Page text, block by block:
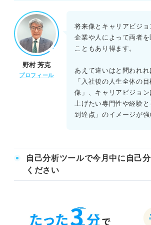
野村 芳克
プロフィール
将来像とキャリアビジョ
企業や人によって両者を
こともあり得ます。
あえて違いはと問われ
「入社後の人生全体の
像」、キャリアビジョ
上げたい専門性や経験
到達点」のイメージが強
自己分析ツールで今月中に自己
ください